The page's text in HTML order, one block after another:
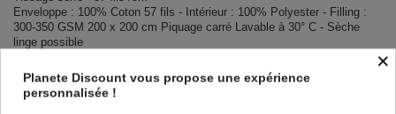
Enveloppe : 100% Coton 57 fils - Intérieur : 100% Polyester - Filling :
300-350 GSM 200 x 200 cm Piquage carré Lavable à 30° C - Sèche
linge possible
Contenu
1 couette imprimée 200x200 cm + 2 taies d'oreiller 60x60 cm
×
Planete Discount vous propose une expérience
personnalisée !